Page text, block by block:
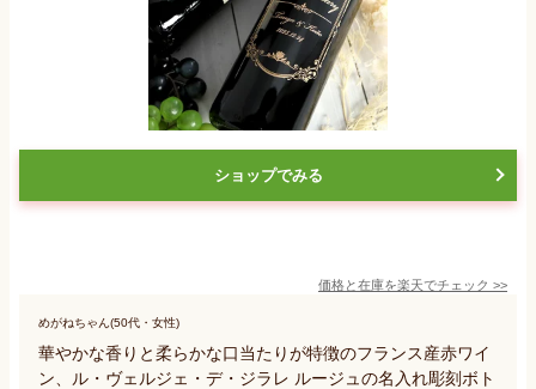
ショップでみる
価格と在庫を楽天でチェック >>
めがねちゃん(50代・女性)
華やかな香りと柔らかな口当たりが特徴のフランス産赤ワイ
ン、ル・ヴェルジェ・デ・ジラレ ルージュの名入れ彫刻ボト